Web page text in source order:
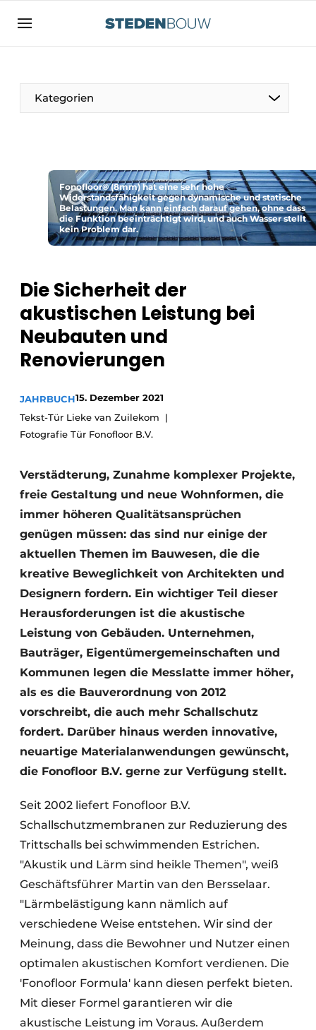
Registrieren Sie sich
Vermögen
AutorisierungabmeldenAnmeldung
Direkter Kontakt
Veranstaltung anmelden
Startseite
Meist gelesen
Newsletter
Podcasts
Datenschutz / Cookie-Erklärung
Ein Stellenangebot registrieren
Freie Stellen
Kategorien
Wohnungsbau und Nichtwohnungsbau
Denkmäler
Vertriebszentren
Fassaden, Dächer und Dachgärten
Glas
Modularer Aufbau
Fonofloor® (8mm) hat eine sehr hohe
Widerstandsfähigkeit gegen dynamische und statische
Belastungen. Man kann einfach darauf gehen, ohne dass
die Funktion beeinträchtigt wird, und auch Wasser stellt
kein Problem dar.
Die Sicherheit der
akustischen Leistung bei
Neubauten und
Renovierungen
JAHRBUCH15. Dezember 2021
Tekst-Tür Lieke van Zuilekom
Fotografie Tür Fonofloor B.V.
Verstädterung, Zunahme komplexer Projekte,
freie Gestaltung und neue Wohnformen, die
immer höheren Qualitätsansprüchen
genügen müssen: das sind nur einige der
aktuellen Themen im Bauwesen, die die
kreative Beweglichkeit von Architekten und
Designern fordern. Ein wichtiger Teil dieser
Herausforderungen ist die akustische
Leistung von Gebäuden. Unternehmen,
Bauträger, Eigentümergemeinschaften und
Kommunen legen die Messlatte immer höher,
als es die Bauverordnung von 2012
vorschreibt, die auch mehr Schallschutz
fordert. Darüber hinaus werden innovative,
neuartige Materialanwendungen gewünscht,
die Fonofloor B.V. gerne zur Verfügung stellt.
Seit 2002 liefert Fonofloor B.V.
Schallschutzmembranen zur Reduzierung des
Trittschalls bei schwimmenden Estrichen.
"Akustik und Lärm sind heikle Themen", weiß
Geschäftsführer Martin van den Bersselaar.
"Lärmbelästigung kann nämlich auf
verschiedene Weise entstehen. Wir sind der
Meinung, dass die Bewohner und Nutzer einen
optimalen akustischen Komfort verdienen. Die
'Fonofloor Formula' kann diesen perfekt bieten.
Mit dieser Formel garantieren wir die
akustische Leistung im Voraus. Außerdem